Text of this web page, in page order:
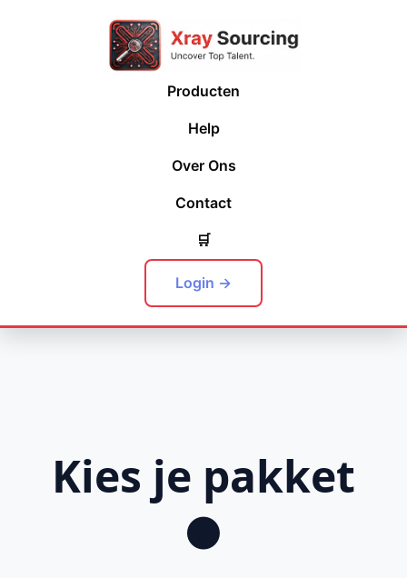
Producten
Help
Over Ons
Contact
🛒
Login →
Kies je pakket
●